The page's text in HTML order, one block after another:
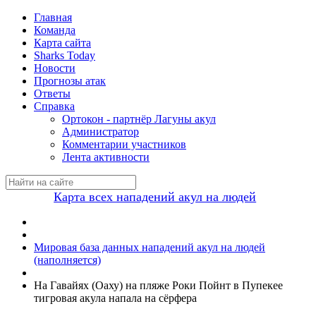
Главная
Команда
Карта сайта
Sharks Today
Новости
Прогнозы атак
Ответы
Справка
Ортокон - партнёр Лагуны акул
Администратор
Комментарии участников
Лента активности
Карта всех нападений акул на людей
Мировая база данных нападений акул на людей
(наполняется)
На Гавайях (Оаху) на пляже Роки Пойнт в Пупекее
тигровая акула напала на сёрфера